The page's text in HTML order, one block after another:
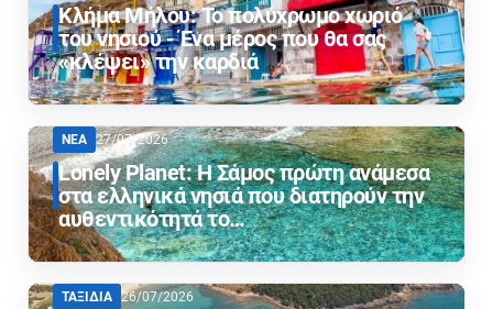
Κλήμα Μήλου: Το πολύχρωμο χωριό
του νησιού - Ένα μέρος που θα σας
«κλέψει» την καρδιά
ΝΕΑ 27/07/2026
Lonely Planet: Η Σάμος πρώτη ανάμεσα
στα ελληνικά νησιά που διατηρούν την
αυθεντικότητά το…
ΤΑΞΙΔΙΑ 26/07/2026